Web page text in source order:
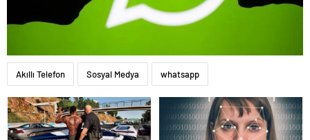
Akıllı Telefon Sosyal Medya whatsapp